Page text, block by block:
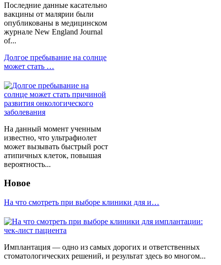
Последние данные касательно
вакцины от малярии были
опубликованы в медицинском
журнале New England Journal
of...
Долгое пребывание на солнце
может стать …
На данный момент ученным
известно, что ультрафиолет
может вызывать быстрый рост
атипичных клеток, повышая
вероятность...
Новое
На что смотреть при выборе клиники для и…
Имплантация — одно из самых дорогих и ответственных
стоматологических решений, и результат здесь во многом...